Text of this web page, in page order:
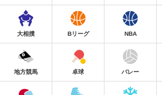
大相撲 Bリーグ NBA
地方競馬 卓球 バレー